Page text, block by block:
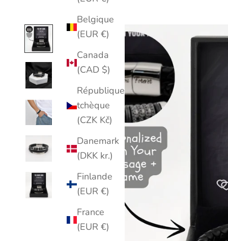
Belgique
(EUR €)
Canada
(CAD $)
République
tchèque
(CZK Kč)
Danemark
(DKK kr.)
Finlande
(EUR €)
France
(EUR €)